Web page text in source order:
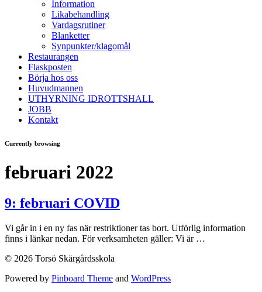
Information
Likabehandling
Vardagsrutiner
Blanketter
Synpunkter/klagomål
Restaurangen
Flaskposten
Börja hos oss
Huvudmannen
UTHYRNING IDROTTSHALL
JOBB
Kontakt
Currently browsing
februari 2022
9: februari COVID
Vi går in i en ny fas när restriktioner tas bort. Utförlig information
finns i länkar nedan. För verksamheten gäller: Vi är …
© 2026 Torsö Skärgårdsskola
Powered by Pinboard Theme and WordPress